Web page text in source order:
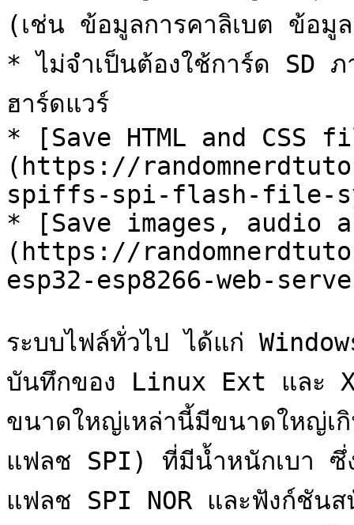
(เช่น ข้อมูลการคาลิเบต ข้อมูล
* ไม่จำเป็นต้องใช้การ์ด SD
ฮาร์ดแวร์
* [Save HTML and
(https://
spiffs-spi-flash-file-
* [Save images, audio
(https://
esp32-esp8266-web-
ระบบไฟล์ทั่วไป ได้แก่
บันทึกของ Linux Ext และ
ขนาดใหญ่เหล่านี้มีขนาดใหญ่เ
แฟลช SPI) ที่มีน้ำหนักเบา ซึ่
แฟลช SPI NOR และฟังก์ชัน